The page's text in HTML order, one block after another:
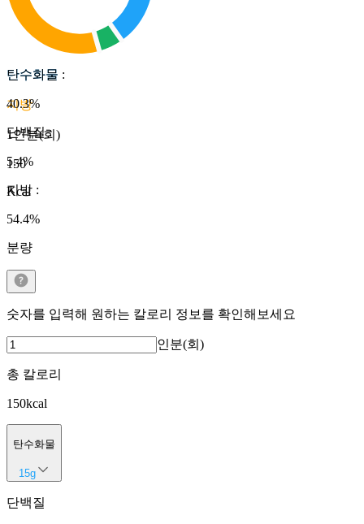
탄수화물
지방
1인분(회)
150
Kcal
탄수화물 :
40.3%
단백질:
5.4%
지방 :
54.4%
분량
숫자를 입력해 원하는 칼로리 정보를 확인해보세요
인분(회)
총 칼로리
150kcal
탄수화물
15g
단백질